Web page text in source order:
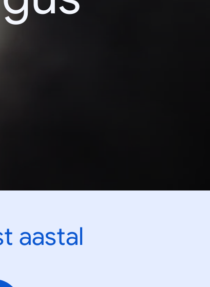
aastal